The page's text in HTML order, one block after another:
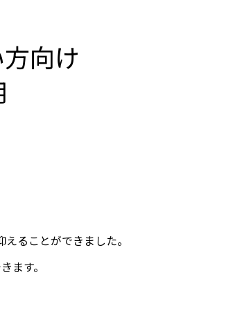
前線｜高級寿
向け
ることができました。
ます。